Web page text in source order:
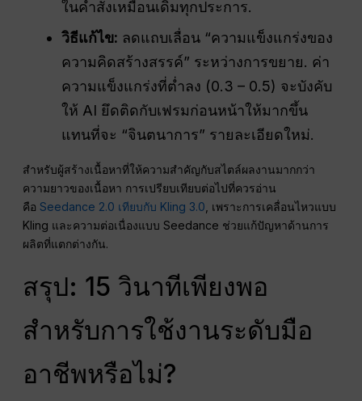
ในคำสั่งเหมือนเดิมทุกประการ.
วิธีแก้ไข: ลดแถบเลื่อน “ความแข็งแกร่งของ
ความคิดสร้างสรรค์” ระหว่างการขยาย. ค่า
ความแข็งแกร่งที่ต่ำลง (0.3 – 0.5) จะบังคับ
ให้ AI ยึดติดกับเฟรมก่อนหน้าให้มากขึ้น
แทนที่จะ “จินตนาการ” รายละเอียดใหม่.
สำหรับผู้สร้างเนื้อหาที่ให้ความสำคัญกับสไตล์ผลงานมากกว่า
ความยาวของเนื้อหา การเปรียบเทียบต่อไปที่ควรอ่าน
คือSeedance 2.0 เทียบกับ Kling 3.0, เพราะการเคลื่อนไหวแบบ
Kling และความต่อเนื่องแบบ Seedance ช่วยแก้ปัญหาด้านการ
ผลิตที่แตกต่างกัน.
สรุป: 15 วินาทีเพียงพอ
สำหรับการใช้งานระดับมือ
อาชีพหรือไม่?